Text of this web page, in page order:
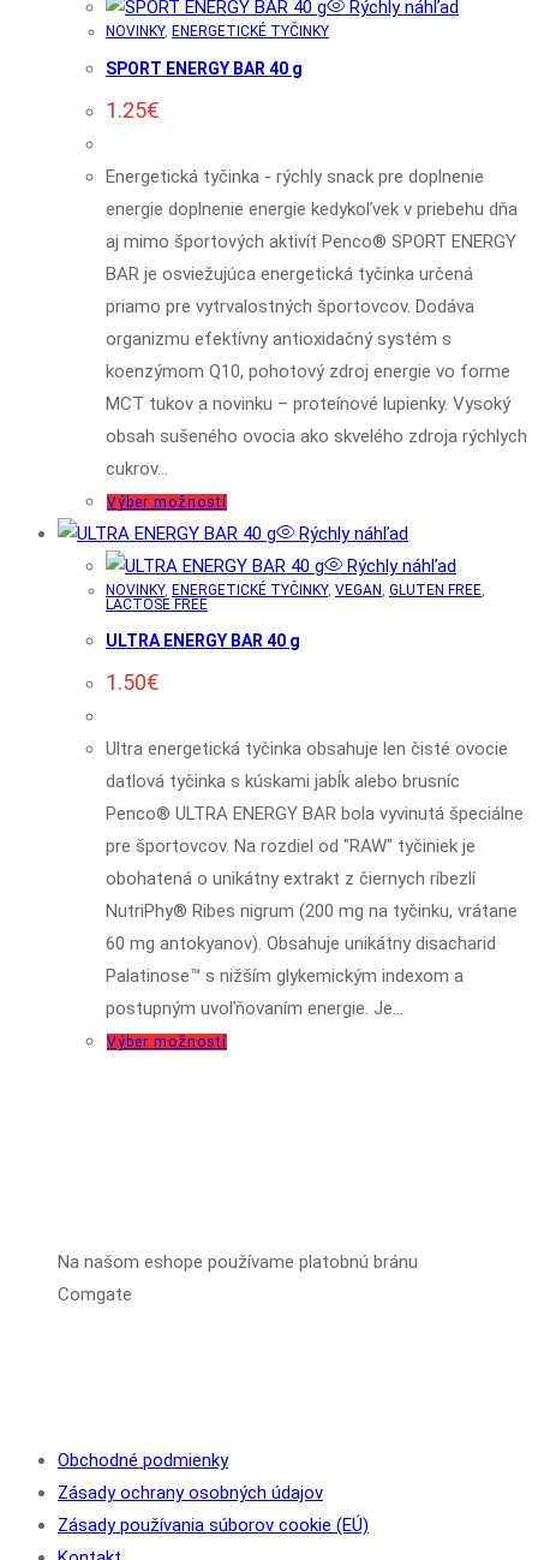
Rýchly náhľad
NOVINKY, ENERGETICKÉ TYČINKY
SPORT ENERGY BAR 40 g
1.25€
Energetická tyčinka - rýchly snack pre doplnenie
energie doplnenie energie kedykoľvek v priebehu dňa
aj mimo športových aktivít Penco® SPORT ENERGY
BAR je osviežujúca energetická tyčinka určená
priamo pre vytrvalostných športovcov. Dodáva
organizmu efektívny antioxidačný systém s
koenzýmom Q10, pohotový zdroj energie vo forme
MCT tukov a novinku – proteínové lupienky. Vysoký
obsah sušeného ovocia ako skvelého zdroja rýchlych
cukrov…
Výber možností
produkt
má
viacero
variantov.
vybrať
na
stránke
produktu.
Rýchly náhľad
Rýchly náhľad
NOVINKY, ENERGETICKÉ TYČINKY, VEGAN GLUTEN FREE
LACTOSE FREE
ULTRA ENERGY BAR 40 g
1.50€
Ultra energetická tyčinka obsahuje len čisté ovocie
datlová tyčinka s kúskami jabĺk alebo brusníc
Penco® ULTRA ENERGY BAR bola vyvinutá špeciálne
pre športovcov. Na rozdiel od "RAW" tyčiniek je
obohatená o unikátny extrakt z čiernych ríbezlí
NutriPhy® Ribes nigrum (200 mg na tyčinku, vrátane
60 mg antokyanov). Obsahuje unikátny disacharid
Palatinose™ s nižším glykemickým indexom a
postupným uvoľňovaním energie. Je…
Výber možností
môžete
Na našom eshope používame platobnú bránu
Comgate
Obchodné podmienky
Zásady ochrany osobných údajov
Zásady používania súborov cookie (EÚ)